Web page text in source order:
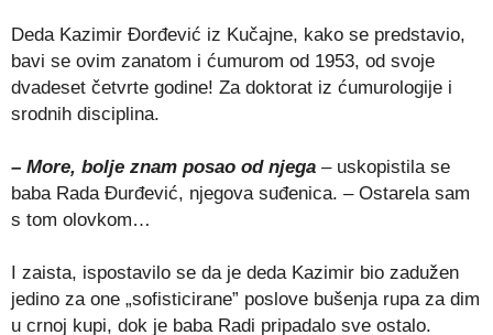
Deda Kazimir Đorđević iz Kučajne, kako se predstavio,
bavi se ovim zanatom i ćumurom od 1953, od svoje
dvadeset četvrte godine! Za doktorat iz ćumurologije i
srodnih disciplina.
– More, bolje znam posao od njega – uskopistila se
baba Rada Đurđević, njegova suđenica. – Ostarela sam
s tom olovkom…
I zaista, ispostavilo se da je deda Kazimir bio zadužen
jedino za one „sofisticirane” poslove bušenja rupa za dim
u crnoj kupi, dok je baba Radi pripadalo sve ostalo.